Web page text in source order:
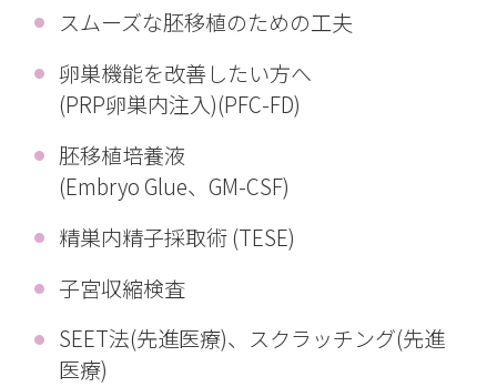
スムーズな胚移植のための工夫
卵巣機能を改善したい方へ
(PRP卵巣内注入)(PFC-FD)
胚移植培養液
(Embryo Glue、GM-CSF)
精巣内精子採取術 (TESE)
子宮収縮検査
SEET法(先進医療)、スクラッチング(先進
医療)